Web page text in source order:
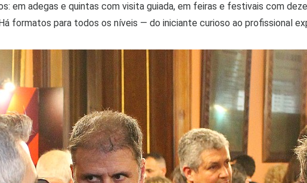
em adegas e quintas com visita guiada, em feiras e festivais com
formatos para todos os níveis — do iniciante curioso ao profissional